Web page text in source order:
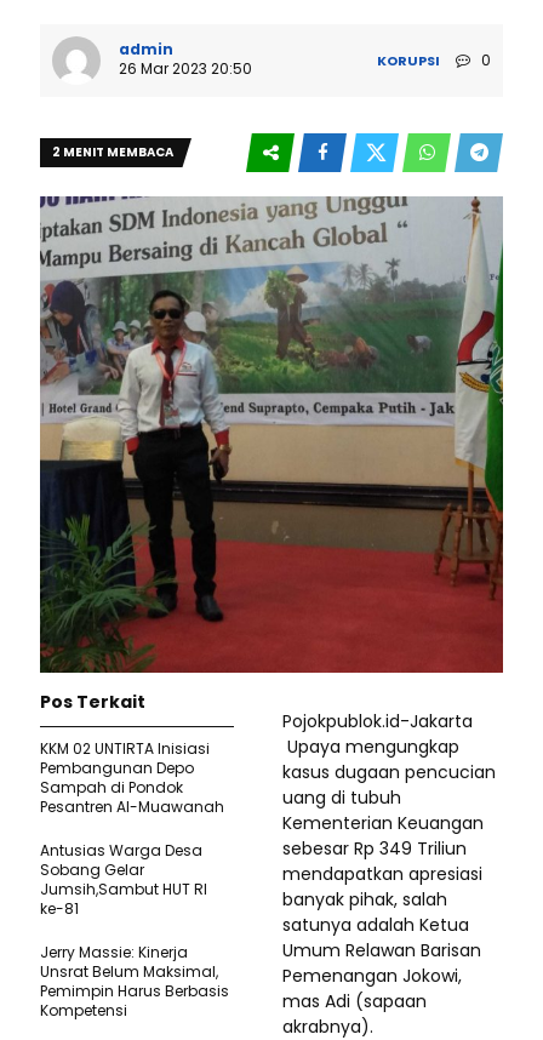
admin
26 Mar 2023 20:50
KORUPSI 0
2 MENIT MEMBACA
Pojokpublok.id-Jakarta
Upaya mengungkap
kasus dugaan pencucian
uang di tubuh
Kementerian Keuangan
sebesar Rp 349 Triliun
mendapatkan apresiasi
banyak pihak, salah
satunya adalah Ketua
Umum Relawan Barisan
Pemenangan Jokowi,
mas Adi (sapaan
akrabnya).
Pos Terkait
KKM 02 UNTIRTA Inisiasi
Pembangunan Depo
Sampah di Pondok
Pesantren Al-Muawanah
Antusias Warga Desa
Sobang Gelar
Jumsih,Sambut HUT RI
ke-81
Jerry Massie: Kinerja
Unsrat Belum Maksimal,
Pemimpin Harus Berbasis
Kompetensi